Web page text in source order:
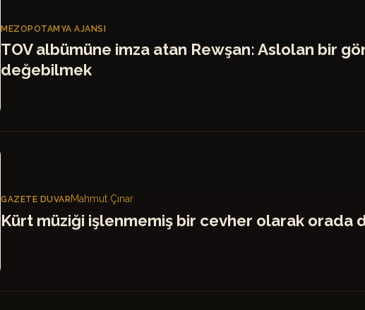
MEZOPOTAMYA AJANSI
TOV albümüne imza atan Rewşan: Aslolan bir
değebilmek
GAZETE DUVAR Mahmut Çınar
Kürt müziği işlenmemiş bir cevher olarak orada